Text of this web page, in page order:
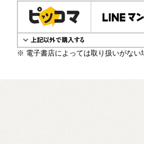
電子書籍で購入
※ 電子書店によっては取り扱いがない